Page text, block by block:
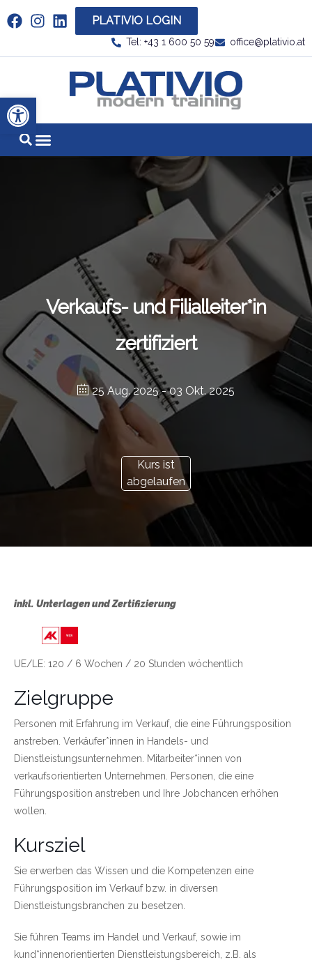
Werkzeugleiste öffnen
Link zu https://www.linkedin.com/company/
PLATIVIO LOGIN
Tel: +43 1 600 50 59 office@plativio.at
Link zu
Verkaufs- und Filialleiter*in
zertifiziert
25 Aug. 2025- 03 Okt. 2025
Kurs ist
abgelaufen
inkl. Unterlagen und Zertifizierung
UE/LE: 120 / 6 Wochen / 20 Stunden wöchentlich
Zielgruppe
Personen mit Erfahrung im Verkauf, die eine Führungsposition
anstreben. Verkäufer*innen in Handels- und
Dienstleistungsunternehmen. Mitarbeiter*innen von
verkaufsorientierten Unternehmen. Personen, die eine
Führungsposition anstreben und Ihre Jobchancen erhöhen
wollen.
Kursziel
Sie erwerben das Wissen und die Kompetenzen eine
Führungsposition im Verkauf bzw. in diversen
Dienstleistungsbranchen zu besetzen.
Sie führen Teams im Handel und Verkauf, sowie im
kund*innenorientierten Dienstleistungsbereich, z.B. als